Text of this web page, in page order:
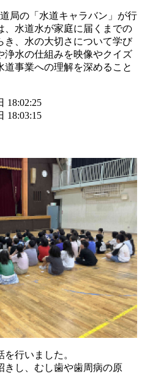
局の「水道キャラバン」が行
、水道水が家庭に届くまでの
き、水の大切さについて学び
浄水の仕組みを映像やクイズ
道事業への理解を深めること
18:02:25
18:03:15
行いました。
きし、むし歯や歯周病の原